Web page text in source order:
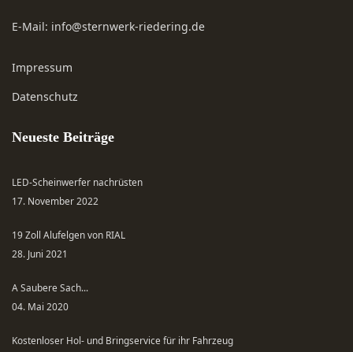
E-Mail: info@sternwerk-riedering.de
Impressum
Datenschutz
Neueste Beiträge
LED-Scheinwerfer nachrüsten
17. November 2022
19 Zoll Alufelgen von RIAL
28. Juni 2021
A Saubere Sach...
04. Mai 2020
Kostenloser Hol- und Bringservice für ihr Fahrzeug